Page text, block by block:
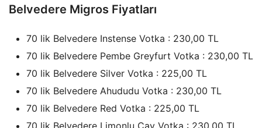
Belvedere Migros Fiyatları
70 lik Belvedere Instense Votka : 230,00 TL
70 lik Belvedere Pembe Greyfurt Votka : 230,00 TL
70 lik Belvedere Silver Votka : 225,00 TL
70 lik Belvedere Ahududu Votka : 230,00 TL
70 lik Belvedere Red Votka : 225,00 TL